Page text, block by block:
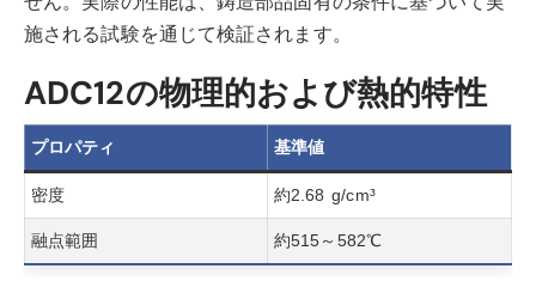
施される試験を通じて検証されます。
ADC12の物理的および熱的特性
プロパティ 基準値
密度 約2.68 g/cm³
融点範囲 約515～582℃